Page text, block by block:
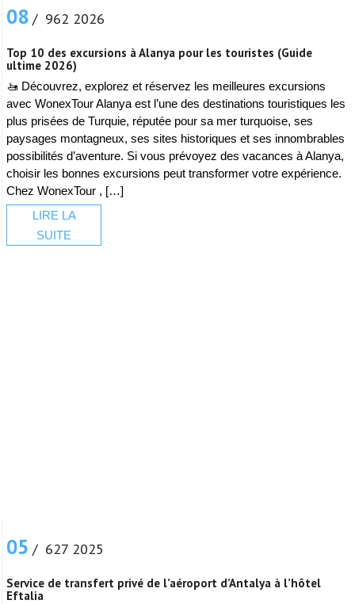
08 / 962 2026
Top 10 des excursions à Alanya pour les touristes (Guide
ultime 2026)
🚤 Découvrez, explorez et réservez les meilleures excursions
avec WonexTour Alanya est l’une des destinations touristiques les
plus prisées de Turquie, réputée pour sa mer turquoise, ses
paysages montagneux, ses sites historiques et ses innombrables
possibilités d’aventure. Si vous prévoyez des vacances à Alanya,
choisir les bonnes excursions peut transformer votre expérience.
Chez WonexTour , […]
LIRE LA
SUITE
05 / 627 2025
Service de transfert privé de l’aéroport d’Antalya à l’hôtel
Eftalia